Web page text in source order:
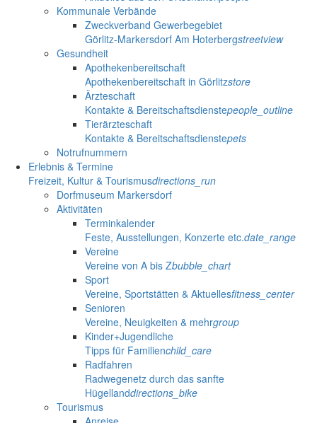
Kommunale Verbände
Zweckverband Gewerbegebiet
Görlitz-Markersdorf Am Hoterbergstreetview
Gesundheit
Apothekenbereitschaft
Apothekenbereitschaft in Görlitzstore
Ärzteschaft
Kontakte & Bereitschaftsdienstepeople_outline
Tierärzteschaft
Kontakte & Bereitschaftsdienstepets
Notrufnummern
Erlebnis & Termine
Freizeit, Kultur & Tourismusdirections_run
Dorfmuseum Markersdorf
Aktivitäten
Terminkalender
Feste, Ausstellungen, Konzerte etc.date_range
Vereine
Vereine von A bis Zbubble_chart
Sport
Vereine, Sportstätten & Aktuellesfitness_center
Senioren
Vereine, Neuigkeiten & mehrgroup
Kinder+Jugendliche
Tipps für Familienchild_care
Radfahren
Radwegenetz durch das sanfte
Hügellanddirections_bike
Tourismus